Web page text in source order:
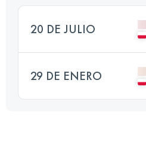
20 DE JULIO
29 DE ENERO